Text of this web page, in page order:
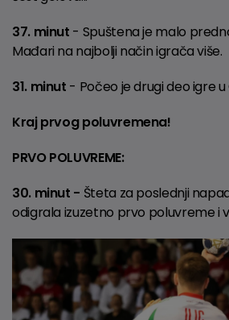
37. minut - Spuštena je malo
Mađari na najbolji način igrača više.
31. minut - Počeo je drugi deo igre u
Kraj prvog poluvremena!
PRVO POLUVREME:
30. minut - Šteta za poslednji
odigrala izuzetno prvo poluvreme i